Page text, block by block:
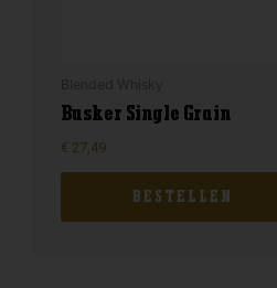
Busker Single Grain
€ 27,49
BESTELLEN